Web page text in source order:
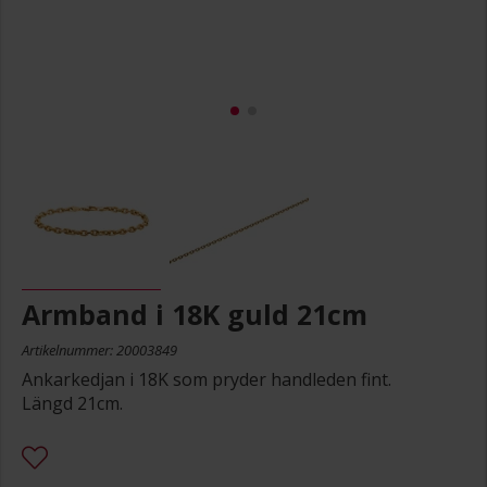
Armband i 18K guld 21cm
Artikelnummer: 20003849
Ankarkedjan i 18K som pryder handleden fint.
Längd 21cm.